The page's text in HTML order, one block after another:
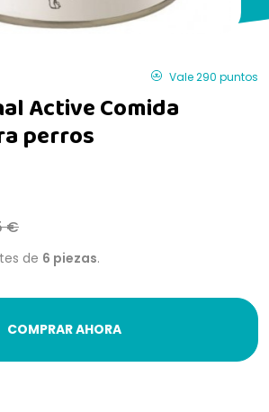
Vale 290 puntos
Active Comida
perros
€
de 6 piezas.
COMPRAR AHORA